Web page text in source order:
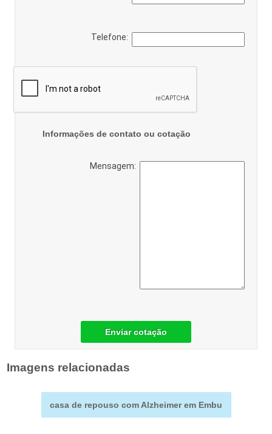
Telefone:
Informações de contato ou cotação
Mensagem:
Enviar cotação
Imagens relacionadas
casa de repouso com Alzheimer em Embu